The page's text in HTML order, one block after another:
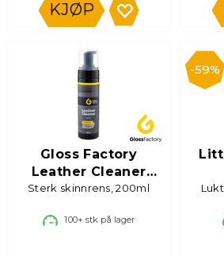
KJØP
Gloss Factory
Leather Cleaner
Strong
Sterk skinnrens, 200ml
100+ stk på lager
59%